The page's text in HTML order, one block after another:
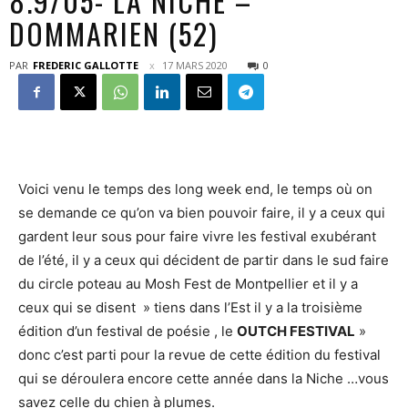
DOMMARIEN (52)
PAR FREDERIC GALLOTTE 17 MARS 2020 0
Voici venu le temps des long week end, le temps où on
se demande ce qu’on va bien pouvoir faire, il y a ceux qui
gardent leur sous pour faire vivre les festival exubérant
de l’été, il y a ceux qui décident de partir dans le sud faire
du circle poteau au Mosh Fest de Montpellier et il y a
ceux qui se disent » tiens dans l’Est il y a la troisième
édition d’un festival de poésie , le OUTCH FESTIVAL »
donc c’est parti pour la revue de cette édition du festival
qui se déroulera encore cette année dans la Niche …vous
savez celle du chien à plumes.